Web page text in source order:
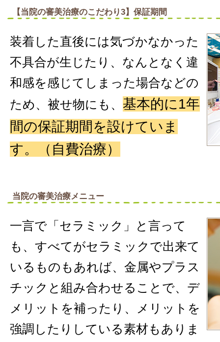
【当院の審美治療のこだわり3】保証期間
装着した直後には気づかなかった
不具合が生じたり、なんとなく違
和感を感じてしまった場合などの
ため、被せ物にも、 基本的に1年
間の保証期間を設けていま
す。（自費治療）
当院の審美治療メニュー
一言で「セラミック」と言って
も、すべてがセラミックで出来て
いるものもあれば、金属やプラス
チックと組み合わせることで、デ
メリットを補ったり、メリットを
強調したりしている素材もありま